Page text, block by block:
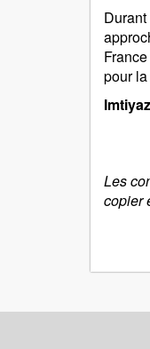
pour
Imtiyaz
Les
copier